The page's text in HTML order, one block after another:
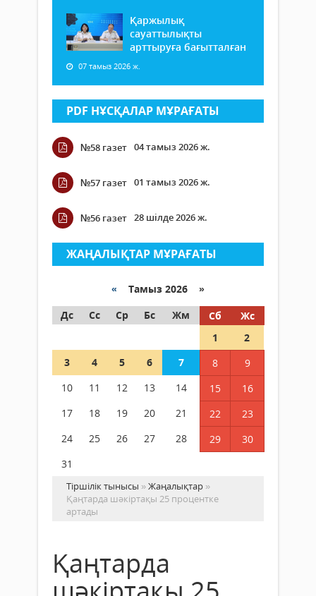
Қаржылық
сауаттылықты
арттыруға бағытталған
07 тамыз 2026 ж.
PDF НҰСҚАЛАР МҰРАҒАТЫ
№58 газет 04 тамыз 2026 ж.
№57 газет 01 тамыз 2026 ж.
№56 газет 28 шілде 2026 ж.
ЖАҢАЛЫҚТАР МҰРАҒАТЫ
« Тамыз 2026 »
Дс
Сс Ср Бс Жм Сб
Жс
1
2
3
4 5 6 7 8
9
10
11 12 13 14 15
16
17
18 19 20 21 22
23
24
25 26 27 28 29
30
31
Тіршілік тынысы »Жаңалықтар »
Қаңтарда шәкіртақы 25 процентке
артады
Қаңтарда